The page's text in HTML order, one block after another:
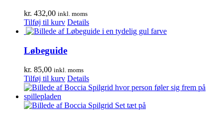
kr. 432,00 inkl. moms
Tilføj til kurv Details
Løbeguide
kr. 85,00 inkl. moms
Tilføj til kurv Details